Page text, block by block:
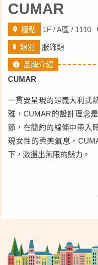
CUMAR
櫃點 1F / A區 / 1110
類別 服飾類
品牌介紹
CUMAR
一貫要呈現的是義大利式
雅，CUMAR的設計理念
節，在簡約的線條中帶入
現女性的柔美氣息，
下，激盪出無限的魅力。